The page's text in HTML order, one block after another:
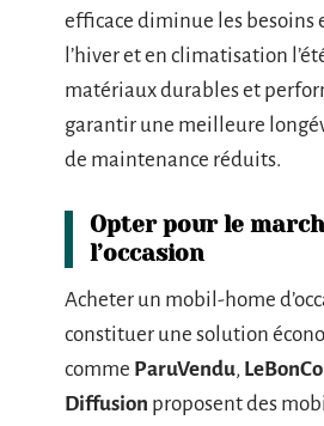
efficace diminue les besoins
l’hiver et en climatisation
matériaux durables et
garantir une meilleure
de maintenance réduits.
Opter pour le
l’occasion
Acheter un mobil-home
constituer une solution
comme ParuVendu,
Diffusion proposent des